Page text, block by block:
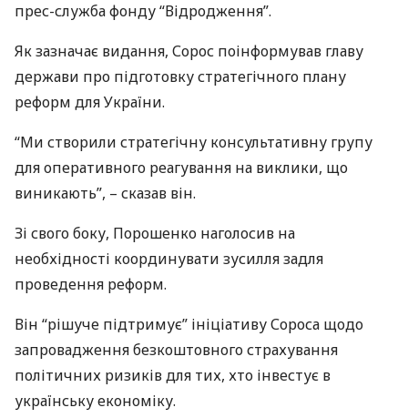
прес-служба фонду “Відродження”.
Як зазначає видання, Сорос поінформував главу
держави про підготовку стратегічного плану
реформ для України.
“Ми створили стратегічну консультативну групу
для оперативного реагування на виклики, що
виникають”, – сказав він.
Зі свого боку, Порошенко наголосив на
необхідності координувати зусилля задля
проведення реформ.
Він “рішуче підтримує” ініціативу Сороса щодо
запровадження безкоштовного страхування
політичних ризиків для тих, хто інвестує в
українську економіку.